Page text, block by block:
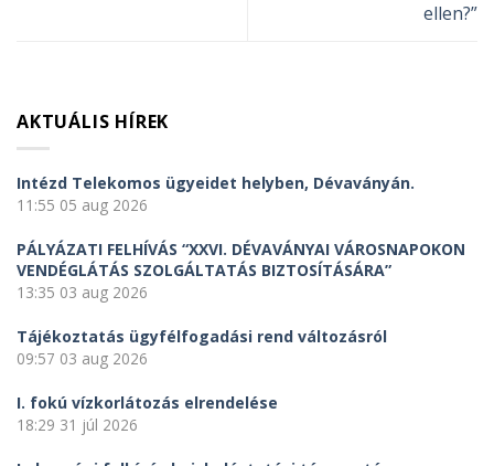
ellen?”
AKTUÁLIS HÍREK
Intézd Telekomos ügyeidet helyben, Dévaványán.
11:55 05 aug 2026
PÁLYÁZATI FELHÍVÁS “XXVI. DÉVAVÁNYAI VÁROSNAPOKON
VENDÉGLÁTÁS SZOLGÁLTATÁS BIZTOSÍTÁSÁRA”
13:35 03 aug 2026
Tájékoztatás ügyfélfogadási rend változásról
09:57 03 aug 2026
I. fokú vízkorlátozás elrendelése
18:29 31 júl 2026